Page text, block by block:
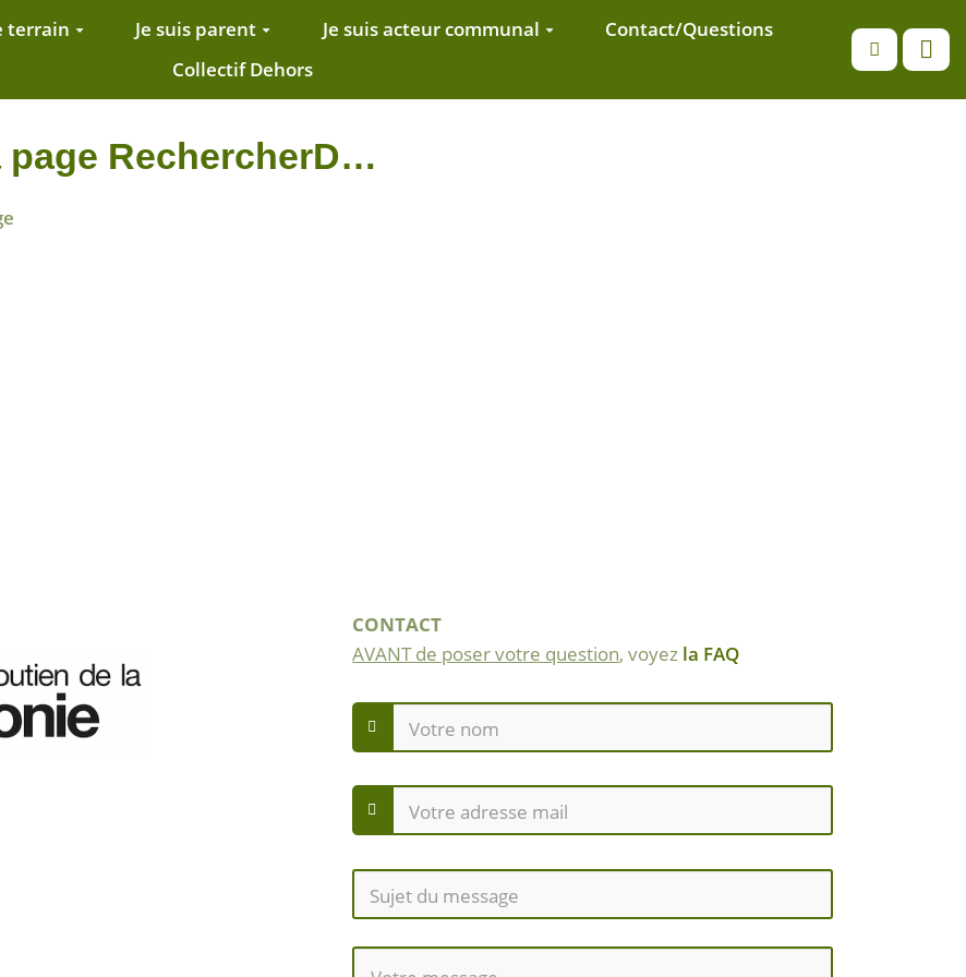
terrain Je suis parent Je suis acteur communal
Contact/Questions
Collectif Dehors
page RechercherD…
CONTACT
AVANT de poser votre question, voyez la FAQ